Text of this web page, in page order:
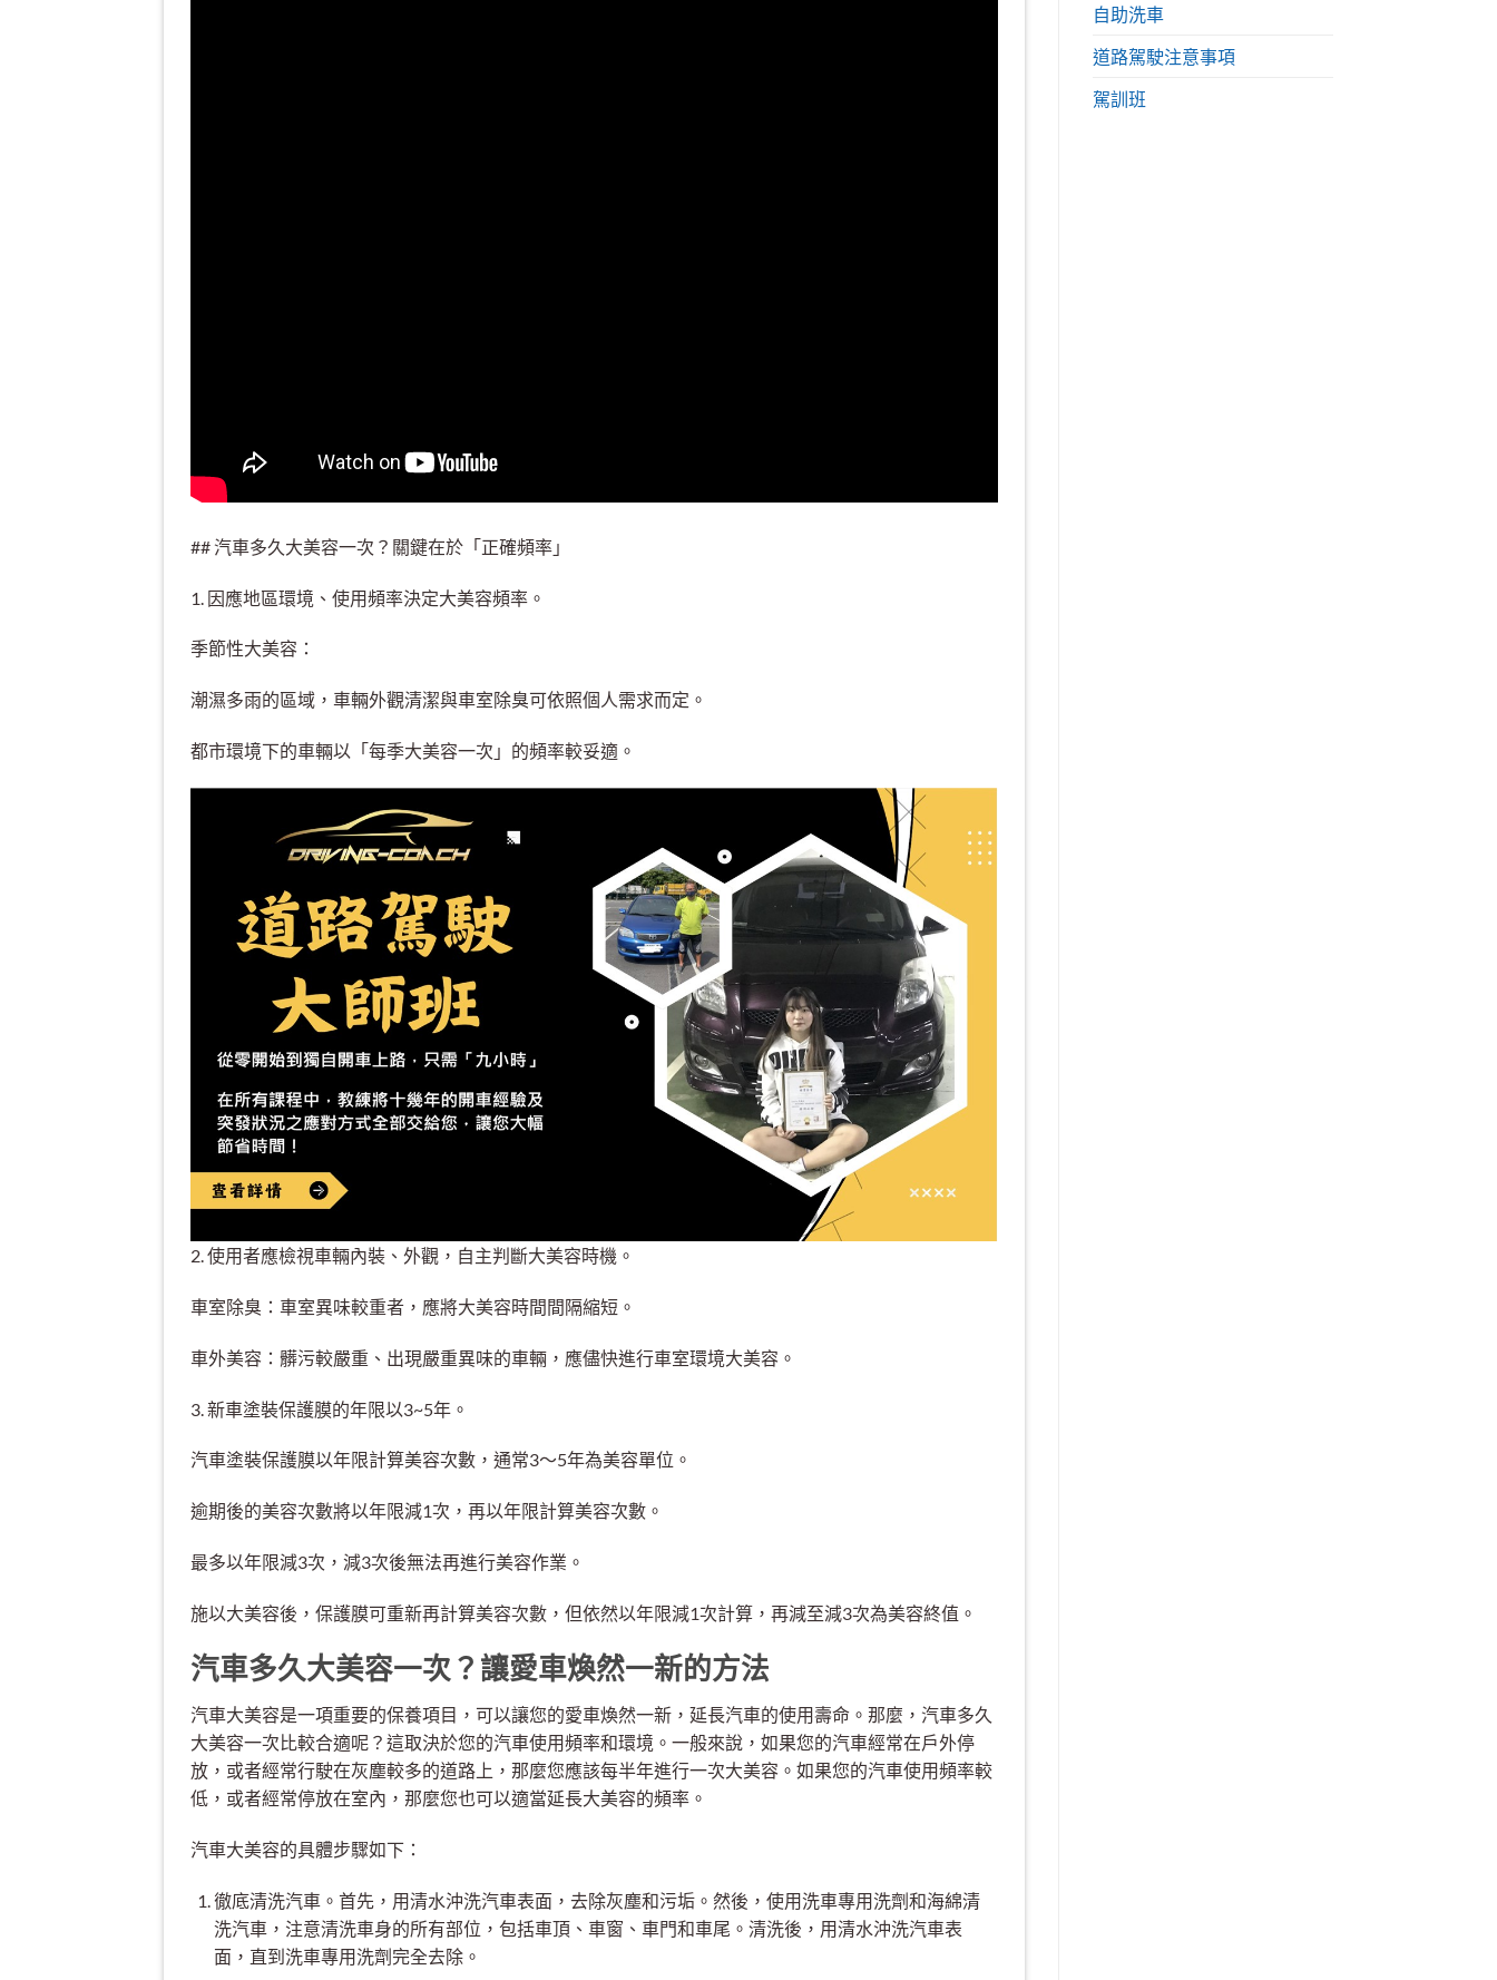
## 汽車多久大美容一次？關鍵在於「正確頻率」
1. 因應地區環境、使用頻率決定大美容頻率。
季節性大美容：
潮濕多雨的區域，車輛外觀清潔與車室除臭可依照個人需求而定。
都市環境下的車輛以「每季大美容一次」的頻率較妥適。
2. 使用者應檢視車輛內裝、外觀，自主判斷大美容時機。
車室除臭：車室異味較重者，應將大美容時間間隔縮短。
車外美容：髒污較嚴重、出現嚴重異味的車輛，應儘快進行車室環境大美容。
3. 新車塗裝保護膜的年限以3~5年。
汽車塗裝保護膜以年限計算美容次數，通常3～5年為美容單位。
逾期後的美容次數將以年限減1次，再以年限計算美容次數。
最多以年限減3次，減3次後無法再進行美容作業。
施以大美容後，保護膜可重新再計算美容次數，但依然以年限減1次計算，再減至減3次為美容終值。
汽車多久大美容一次？讓愛車煥然一新的方法
汽車大美容是一項重要的保養項目，可以讓您的愛車煥然一新，延長汽車的使用壽命。那麼，汽車多久
大美容一次比較合適呢？這取決於您的汽車使用頻率和環境。一般來說，如果您的汽車經常在戶外停
放，或者經常行駛在灰塵較多的道路上，那麼您應該每半年進行一次大美容。如果您的汽車使用頻率較
低，或者經常停放在室內，那麼您也可以適當延長大美容的頻率。
汽車大美容的具體步驟如下：
徹底清洗汽車。首先，用清水沖洗汽車表面，去除灰塵和污垢。然後，使用洗車專用洗劑和海綿清
洗汽車，注意清洗車身的所有部位，包括車頂、車窗、車門和車尾。清洗後，用清水沖洗汽車表
面，直到洗車專用洗劑完全去除。
自助洗車
道路駕駛注意事項
駕訓班